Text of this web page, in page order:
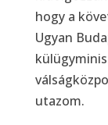
hogy a
Ugyan
utazom.